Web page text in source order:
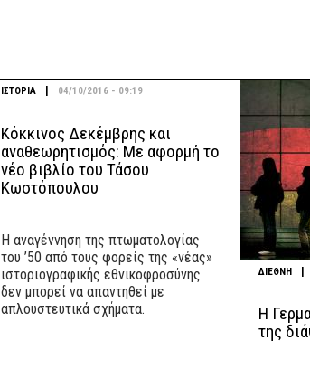
ΙΣΤΟΡΙΑ 04/10/2016 - 09:19
Κόκκινος Δεκέμβρης και
αναθεωρητισμός: Με αφορμή το
νέο βιβλίο του Τάσου
Κωστόπουλου
Η αναγέννηση της πτωματολογίας
του ’50 από τους φορείς της «νέας»
ιστοριογραφικής εθνικοφροσύνης
δεν μπορεί να απαντηθεί με
απλουστευτικά σχήματα.
ΔΙΕΘΝΗ |
Η
της